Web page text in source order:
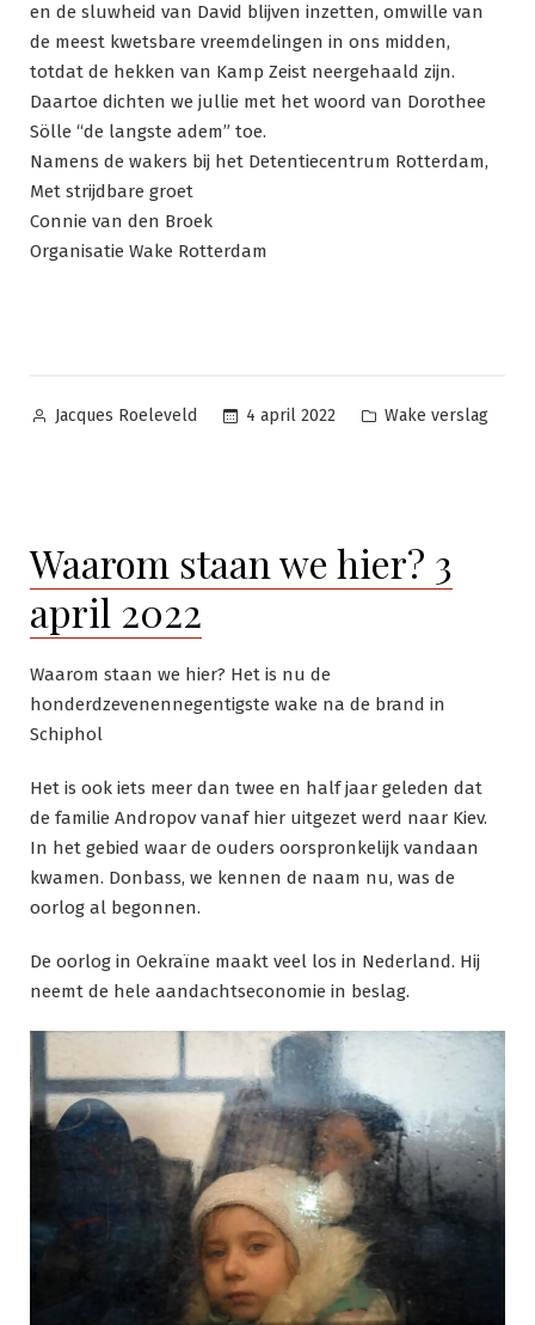
en de sluwheid van David blijven inzetten, omwille van
de meest kwetsbare vreemdelingen in ons midden,
totdat de hekken van Kamp Zeist neergehaald zijn.
Daartoe dichten we jullie met het woord van Dorothee
Sölle “de langste adem” toe.
Namens de wakers bij het Detentiecentrum Rotterdam,
Met strijdbare groet
Connie van den Broek
Organisatie Wake Rotterdam
Geplaatst
Jacques Roeleveld 4 april 2022
Geplaatst
Wake verslag
Waarom staan we hier? 3
april 2022
Waarom staan we hier? Het is nu de
honderdzevenennegentigste wake na de brand in
Schiphol
Het is ook iets meer dan twee en half jaar geleden dat
de familie Andropov vanaf hier uitgezet werd naar Kiev.
In het gebied waar de ouders oorspronkelijk vandaan
kwamen. Donbass, we kennen de naam nu, was de
oorlog al begonnen.
De oorlog in Oekraïne maakt veel los in Nederland. Hij
neemt de hele aandachtseconomie in beslag.